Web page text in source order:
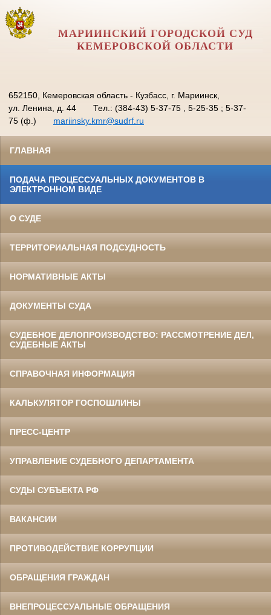
МАРИИНСКИЙ ГОРОДСКОЙ СУД
КЕМЕРОВСКОЙ ОБЛАСТИ
652150, Кемеровская область - Кузбасс, г. Мариинск,
ул. Ленина, д. 44
Тел.: (384-43) 5-37-75 , 5-25-35 ; 5-37-
75 (ф.)
mariinsky.kmr@sudrf.ru
ГЛАВНАЯ
ПОДАЧА ПРОЦЕССУАЛЬНЫХ ДОКУМЕНТОВ В
ЭЛЕКТРОННОМ ВИДЕ
О СУДЕ
ТЕРРИТОРИАЛЬНАЯ ПОДСУДНОСТЬ
НОРМАТИВНЫЕ АКТЫ
ДОКУМЕНТЫ СУДА
СУДЕБНОЕ ДЕЛОПРОИЗВОДСТВО: РАССМОТРЕНИЕ ДЕЛ,
СУДЕБНЫЕ АКТЫ
СПРАВОЧНАЯ ИНФОРМАЦИЯ
КАЛЬКУЛЯТОР ГОСПОШЛИНЫ
ПРЕСС-ЦЕНТР
УПРАВЛЕНИЕ СУДЕБНОГО ДЕПАРТАМЕНТА
СУДЫ СУБЪЕКТА РФ
ВАКАНСИИ
ПРОТИВОДЕЙСТВИЕ КОРРУПЦИИ
ОБРАЩЕНИЯ ГРАЖДАН
ВНЕПРОЦЕССУАЛЬНЫЕ ОБРАЩЕНИЯ